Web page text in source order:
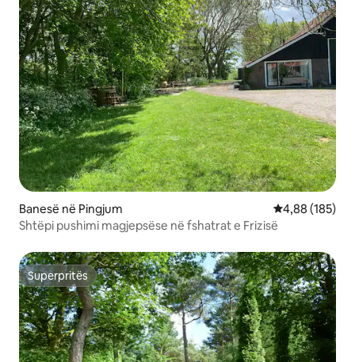
Banesë në Pingjum Vlerësimi
4,88 (185)
Shtëpi pushimi magjepsëse në fshatrat e Frizisë
Superpritës
Superpritës